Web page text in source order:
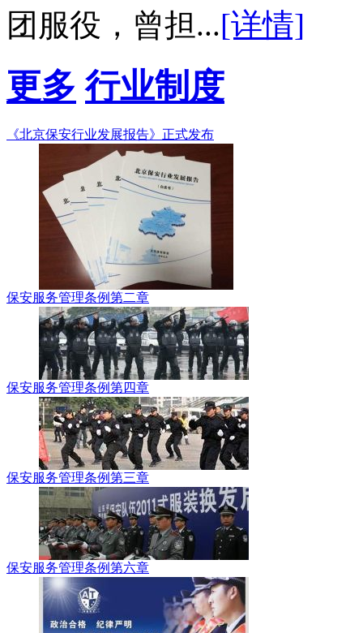
团服役，曾担...[详情]
更多 行业制度
《北京保安行业发展报告》正式发布
保安服务管理条例第二章
保安服务管理条例第四章
保安服务管理条例第三章
保安服务管理条例第六章